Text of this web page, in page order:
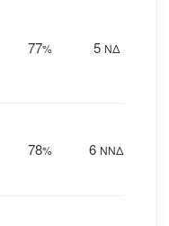
77% 5 ΝΔ
78% 6 ΝΝΔ